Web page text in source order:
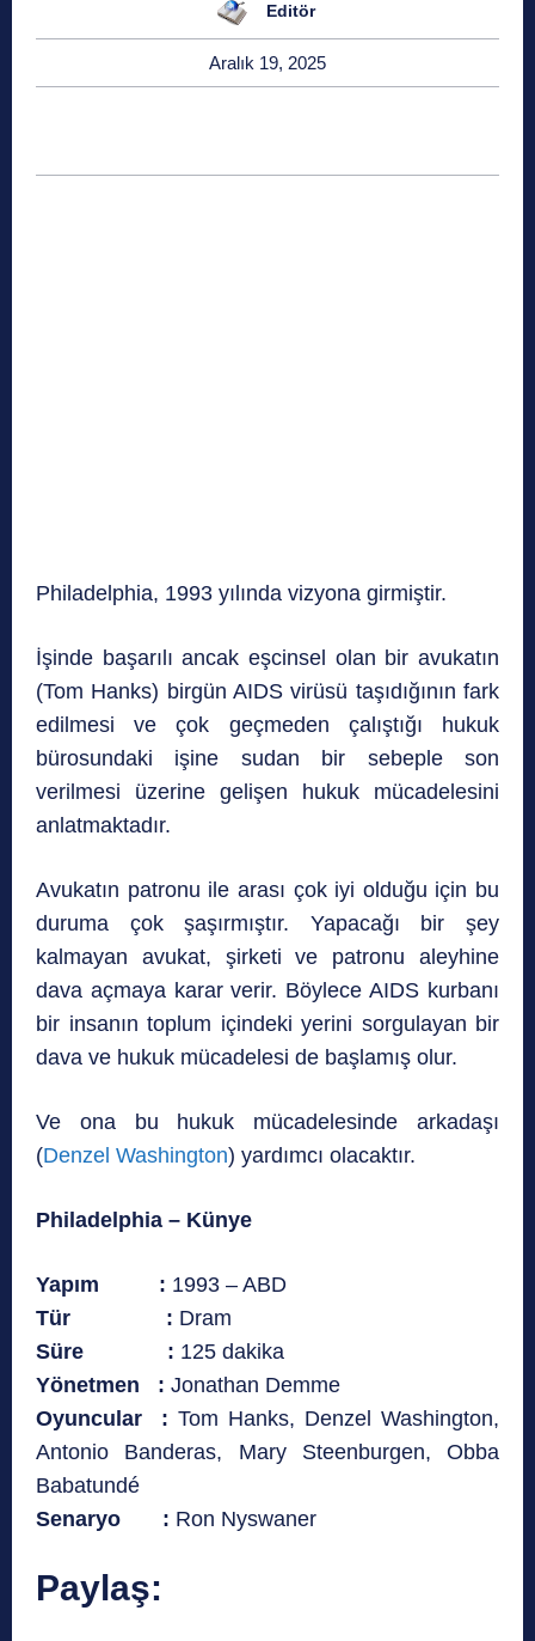
Editör
Aralık 19, 2025
Philadelphia, 1993 yılında vizyona girmiştir.
İşinde başarılı ancak eşcinsel olan bir avukatın
(Tom Hanks) birgün AIDS virüsü taşıdığının fark
edilmesi ve çok geçmeden çalıştığı hukuk
bürosundaki işine sudan bir sebeple son
verilmesi üzerine gelişen hukuk mücadelesini
anlatmaktadır.
Avukatın patronu ile arası çok iyi olduğu için bu
duruma çok şaşırmıştır. Yapacağı bir şey
kalmayan avukat, şirketi ve patronu aleyhine
dava açmaya karar verir. Böylece AIDS kurbanı
bir insanın toplum içindeki yerini sorgulayan bir
dava ve hukuk mücadelesi de başlamış olur.
Ve ona bu hukuk mücadelesinde arkadaşı
(Denzel Washington) yardımcı olacaktır.
Philadelphia – Künye
Yapım : 1993 – ABD
Tür : Dram
Süre : 125 dakika
Yönetmen : Jonathan Demme
Oyuncular : Tom Hanks, Denzel Washington,
Antonio Banderas, Mary Steenburgen, Obba
Babatundé
Senaryo : Ron Nyswaner
Paylaş: